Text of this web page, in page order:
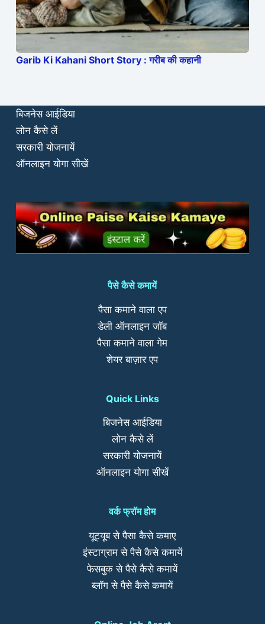
Garib Ki Kahani Short Story : गरीब की कहानी
बिजनेस आईडिया
लोन कैसे लें
सरकारी योजनायें
ऑनलाइन योगा सीखें
पैसे कैसे कमायें
पैसा कमाने वाला एप
डेली ऑनलाइन जॉब
पैसा कमाने वाला गेम
शेयर बाज़ार एप
Quick Links
बिजनेस आईडिया
लोन कैसे लें
सरकारी योजनायें
ऑनलाइन योगा सीखें
वर्क फ्रॉम होम
यूट्यूब से पैसा कैसे कमाए
इंस्टाग्राम से पैसे कैसे कमायें
फेसबुक से पैसे कैसे कमायें
ब्लॉग से पैसे कैसे कमायें